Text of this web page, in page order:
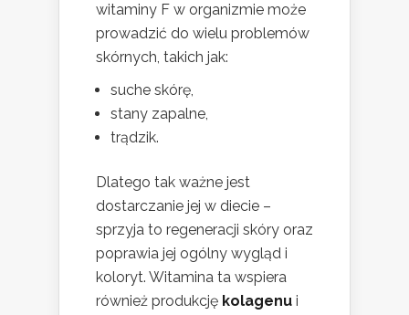
witaminy F w organizmie może
prowadzić do wielu problemów
skórnych, takich jak:
suche skórę,
stany zapalne,
trądzik.
Dlatego tak ważne jest
dostarczanie jej w diecie –
sprzyja to regeneracji skóry oraz
poprawia jej ogólny wygląd i
koloryt. Witamina ta wspiera
również produkcję kolagenu i